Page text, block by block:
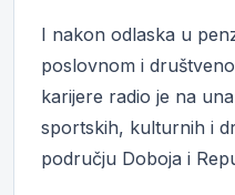
I nakon odlaska u
poslovnom i
karijere radio je na
sportskih, kulturnih i
području Doboja i